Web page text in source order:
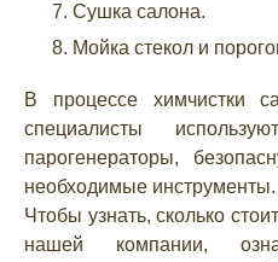
Сушка салона.
Мойка стекол и
В процессе химчистки
специалисты
парогенераторы,
необходимые инструменты.
Чтобы узнать, сколько
нашей компании,